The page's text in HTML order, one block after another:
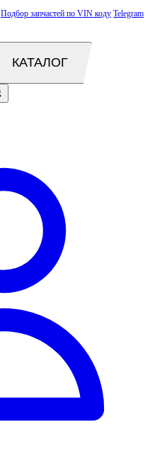
Подбор запчастей по VIN коду Telegram
КАТАЛОГ